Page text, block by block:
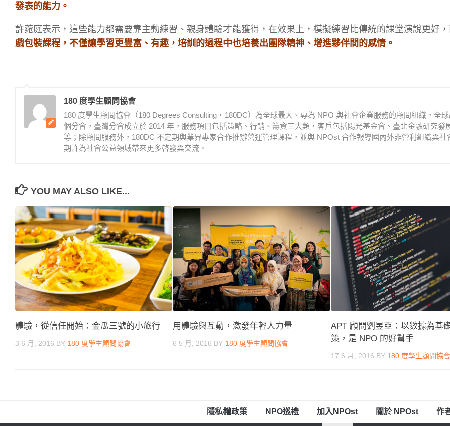
發表的能力。
許菀庭表示，這些能力都需要靠主動練習、親身體驗才能獲得，在效果上，模擬練習比傳統的課堂演說更好
戲包裝課程，不僅讓學習更豐富、有趣，培訓的過程中也培養出團隊精神、增進夥伴間的感情。
180 度學生顧問協會
180 度學生顧問協會（180 Degrees Consulting，180DC）為全球最大、專為 NPO 與社會企業服務的顧問組織，全
個分會，臺灣分會成立於 2014 年，服務項目包括策略、行銷、籌資三大類，客戶包括陽光基金會、臺北金融研究發
等；除顧問服務外，180DC 不定期與業界專家合作推辦營運管理課程，並與 NPOst 合作報導國內外非營利組織與社
期許為社會公益領域帶來更多啓發與交流。
YOU MAY ALSO LIKE...
體驗，從信任開始：金瓜三號的小旅行
3 6 月, 2016 BY 180 度學生顧問協會
用體驗與互動，激發年輕人力量
6 5 月, 2016 BY 180 度學生顧問協會
APT 顧問劉昱亞：以數據為基
策，是 NPO 的好幫手
17 6 月, 2016 BY 180 度學生顧問協會
隱私權政策 NPO巡禮 加入NPOst 關於 NPOst 作